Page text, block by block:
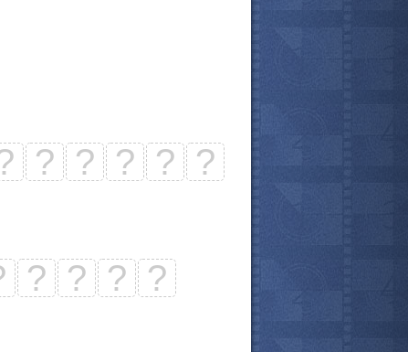
? ? ? ? ?
? ? ? ?